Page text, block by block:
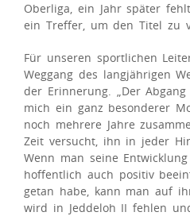
Oberliga, ein Jahr später
ein Treffer, um den Titel zu
Für unseren sportlichen
Weggang des langjährigen
der Erinnerung. „Der
mich ein ganz besonderer
noch mehrere Jahre
Zeit versucht, ihn in jeder
Wenn man seine
hoffentlich auch positiv
getan habe, kann man auf
wird in Jeddeloh II fehlen